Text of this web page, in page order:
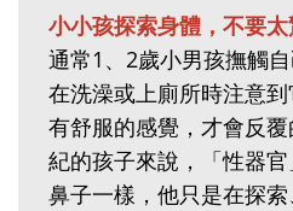
小小孩探索身體，不要
通常1、2歲小男孩撫觸
在洗澡或上廁所時注意
有舒服的感覺，才會反
紀的孩子來說，「性器官
鼻子一樣，他只是在探